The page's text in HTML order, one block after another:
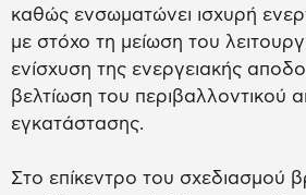
καθώς ενσωματώνει ισχυρή
με στόχο τη μείωση του
ενίσχυση της ενεργειακής
βελτίωση του περιβαλλοντικού
εγκατάστασης.
Στο επίκεντρο του σχεδιασμού